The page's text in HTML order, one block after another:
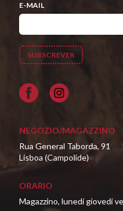
E-MAIL
Facebook
NEGOZIO/MAGAZZINO
Rua General Taborda, 91
Lisboa (Campolide)
ORARIO
Magazzino, lunedi giovedi